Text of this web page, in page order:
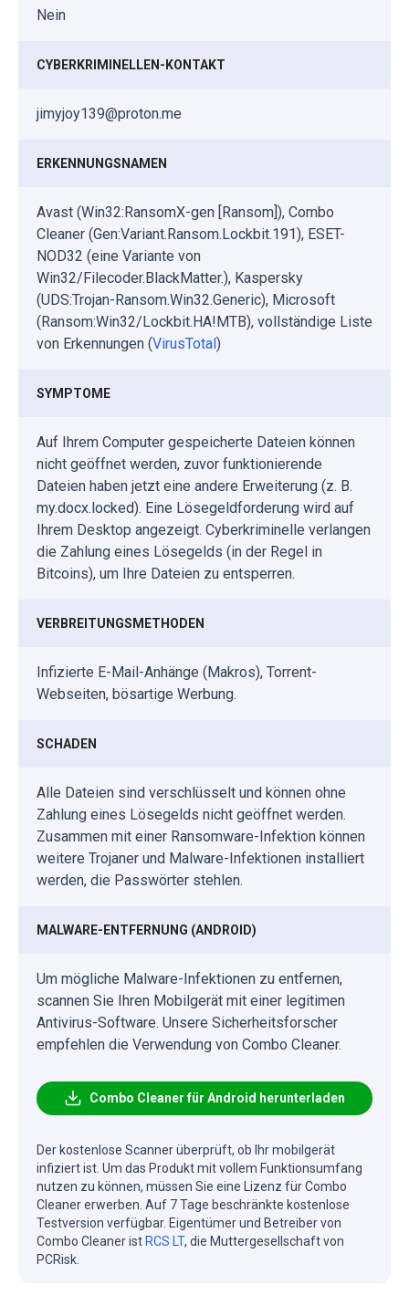
Nein
CYBERKRIMINELLEN-KONTAKT
jimyjoy139@proton.me
ERKENNUNGSNAMEN
Avast (Win32:RansomX-gen [Ransom]), Combo
Cleaner (Gen:Variant.Ransom.Lockbit.191), ESET-
NOD32 (eine Variante von
Win32/Filecoder.BlackMatter.), Kaspersky
(UDS:Trojan-Ransom.Win32.Generic), Microsoft
(Ransom:Win32/Lockbit.HA!MTB), vollständige Liste
von Erkennungen (VirusTotal)
SYMPTOME
Auf Ihrem Computer gespeicherte Dateien können
nicht geöffnet werden, zuvor funktionierende
Dateien haben jetzt eine andere Erweiterung (z. B.
my.docx.locked). Eine Lösegeldforderung wird auf
Ihrem Desktop angezeigt. Cyberkriminelle verlangen
die Zahlung eines Lösegelds (in der Regel in
Bitcoins), um Ihre Dateien zu entsperren.
VERBREITUNGSMETHODEN
Infizierte E-Mail-Anhänge (Makros), Torrent-
Webseiten, bösartige Werbung.
SCHADEN
Alle Dateien sind verschlüsselt und können ohne
Zahlung eines Lösegelds nicht geöffnet werden.
Zusammen mit einer Ransomware-Infektion können
weitere Trojaner und Malware-Infektionen installiert
werden, die Passwörter stehlen.
MALWARE-ENTFERNUNG (ANDROID)
Um mögliche Malware-Infektionen zu entfernen,
scannen Sie Ihren Mobilgerät mit einer legitimen
Antivirus-Software. Unsere Sicherheitsforscher
empfehlen die Verwendung von Combo Cleaner.
Combo Cleaner für Android herunterladen
Der kostenlose Scanner überprüft, ob Ihr mobilgerät
infiziert ist. Um das Produkt mit vollem Funktionsumfang
nutzen zu können, müssen Sie eine Lizenz für Combo
Cleaner erwerben. Auf 7 Tage beschränkte kostenlose
Testversion verfügbar. Eigentümer und Betreiber von
Combo Cleaner ist RCS LT, die Muttergesellschaft von
PCRisk.